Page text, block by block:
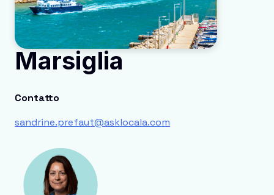
Marsiglia
Contatto
sandrine.prefaut@asklocala.com